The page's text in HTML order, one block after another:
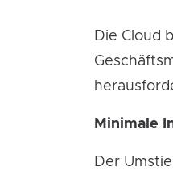
Die Cloud
Minimale
Der